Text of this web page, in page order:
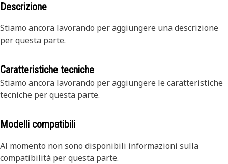
Descrizione
Stiamo ancora lavorando per aggiungere una descrizione
per questa parte.
Caratteristiche tecniche
Stiamo ancora lavorando per aggiungere le caratteristiche
tecniche per questa parte.
Modelli compatibili
Al momento non sono disponibili informazioni sulla
compatibilità per questa parte.